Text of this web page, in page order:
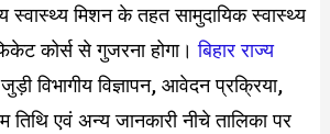
स्वास्थ्य मिशन के तहत सामुदायिक स्वास्थ्य
कोर्स से गुजरना होगा।बिहार राज्य
विभागीय विज्ञापन, आवेदन प्रक्रिया,
तिथि एवं अन्य जानकारी नीचे तालिका पर